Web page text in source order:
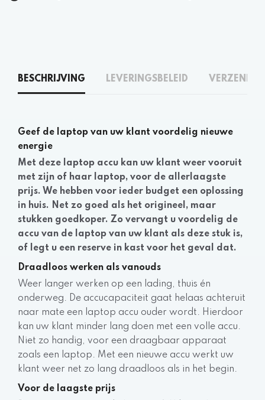
BESCHRIJVING LEVERINGSBELEID
Geef de laptop van uw klant voordelig nieuwe
energie
Met deze laptop accu kan uw klant weer vooruit
met zijn of haar laptop, voor de allerlaagste
prijs. We hebben voor ieder budget een oplossing
in huis. Net zo goed als het origineel, maar
stukken goedkoper. Zo vervangt u voordelig de
accu van de laptop van uw klant als deze stuk is,
of legt u een reserve in kast voor het geval dat.
Draadloos werken als vanouds
Weer langer werken op een lading, thuis én
onderweg. De accucapaciteit gaat helaas achteruit
naar mate een laptop accu ouder wordt. Hierdoor
kan uw klant minder lang doen met een volle accu.
Niet zo handig, voor een draagbaar apparaat
zoals een laptop. Met een nieuwe accu werkt uw
klant weer net zo lang draadloos als in het begin.
Voor de laagste prijs